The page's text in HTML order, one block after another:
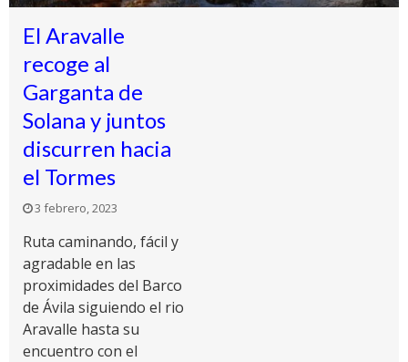
El Aravalle
recoge al
Garganta de
Solana y juntos
discurren hacia
el Tormes
3 febrero, 2023
Ruta caminando, fácil y
agradable en las
proximidades del Barco
de Ávila siguiendo el rio
Aravalle hasta su
encuentro con el